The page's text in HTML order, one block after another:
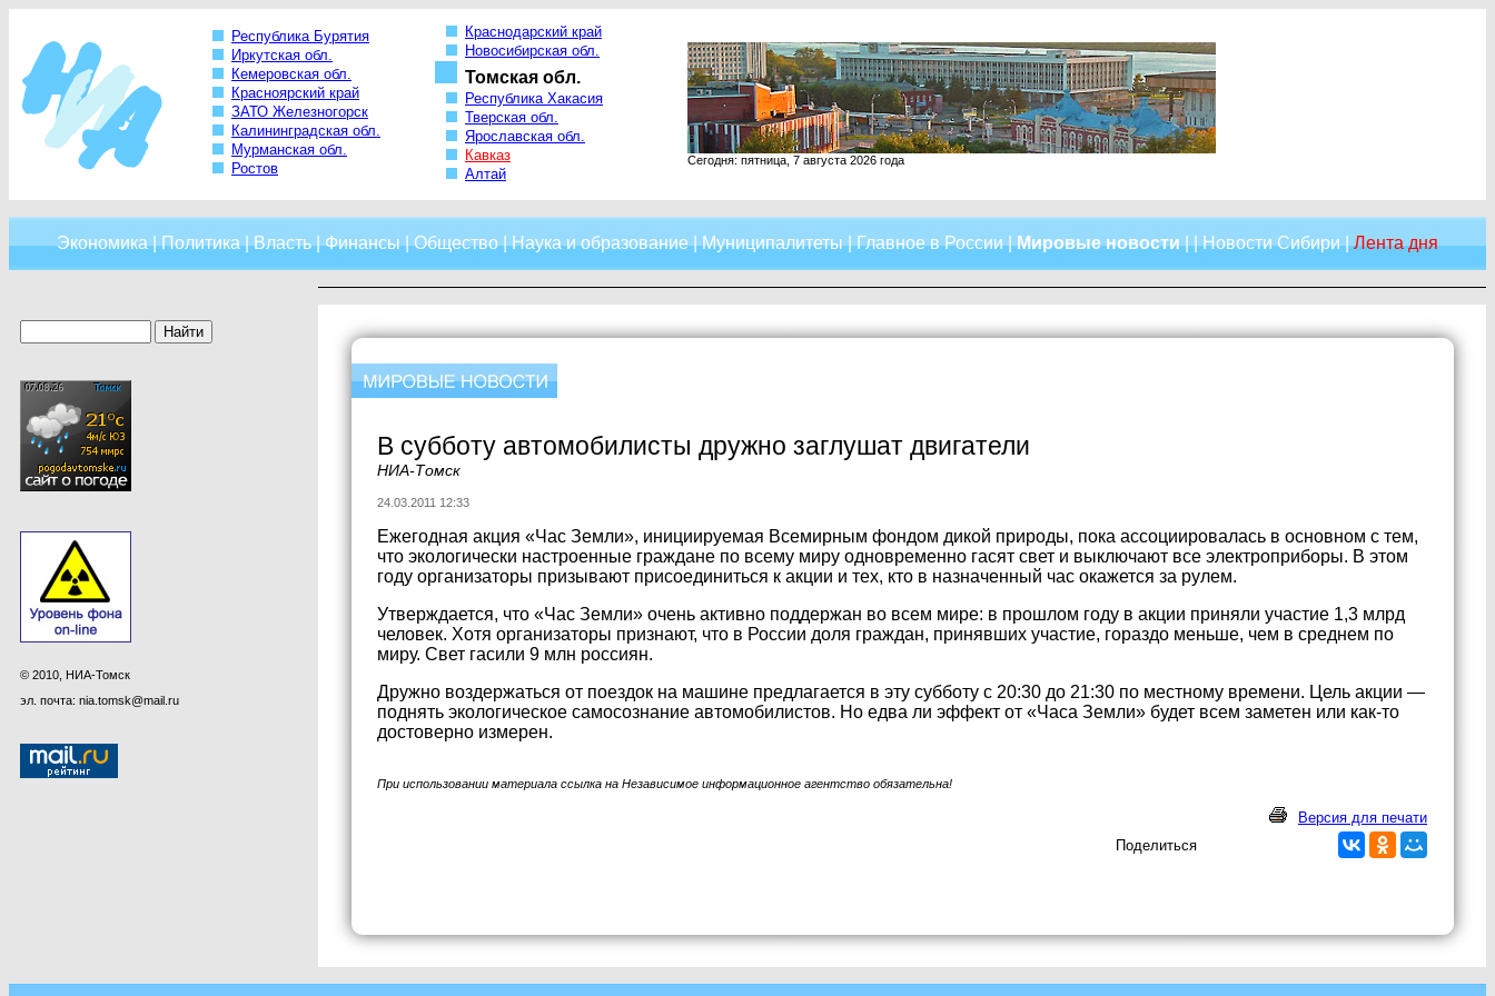
Республика Бурятия
Иркутская обл.
Кемеровская обл.
Красноярский край
ЗАТО Железногорск
Калининградская обл.
Мурманская обл.
Ростов
Краснодарский край
Новосибирская обл.
Томская обл.
Республика Хакасия
Тверская обл.
Ярославская обл.
Кавказ
Алтай
Сегодня: пятница, 7 августа 2026 года
Экономика|Политика|Власть|Финансы|Общество|Наука и образование|Муниципалитеты|Главное в России|Мировые новости| |Новости Сибири|Лента дня
© 2010, НИА-Томск
эл. почта: nia.tomsk@mail.ru
В субботу автомобилисты дружно заглушат двигатели
НИА-Томск
24.03.2011 12:33
Ежегодная акция «Час Земли», инициируемая Всемирным фондом дикой природы, пока ассоциировалась в основном с тем,
что экологически настроенные граждане по всему миру одновременно гасят свет и выключают все электроприборы. В этом
году организаторы призывают присоединиться к акции и тех, кто в назначенный час окажется за рулем.
Утверждается, что «Час Земли» очень активно поддержан во всем мире: в прошлом году в акции приняли участие 1,3 млрд
человек. Хотя организаторы признают, что в России доля граждан, принявших участие, гораздо меньше, чем в среднем по
миру. Свет гасили 9 млн россиян.
Дружно воздержаться от поездок на машине предлагается в эту субботу с 20:30 до 21:30 по местному времени. Цель акции —
поднять экологическое самосознание автомобилистов. Но едва ли эффект от «Часа Земли» будет всем заметен или как-то
достоверно измерен.
При использовании материала ссылка на Независимое информационное агентство обязательна!
Версия для печати
Поделиться